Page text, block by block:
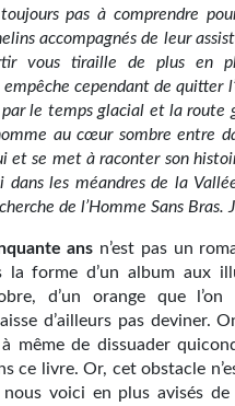
pas à comprendre
accompagnés de leur
vous tiraille de plus en
empêche cependant de quitter
le temps glacial et la route
au cœur sombre entre
et se met à raconter son
dans les méandres de la
de l’Homme Sans Bras.
ans n’est pas un
la forme d’un album aux
d’un orange que
d’ailleurs pas deviner.
même de dissuader
ce livre. Or, cet obstacle
voici en plus avisés de